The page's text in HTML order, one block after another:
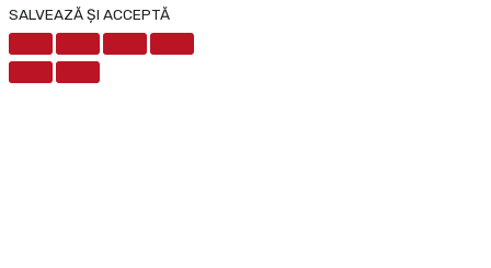
SALVEAZĂ ȘI ACCEPTĂ